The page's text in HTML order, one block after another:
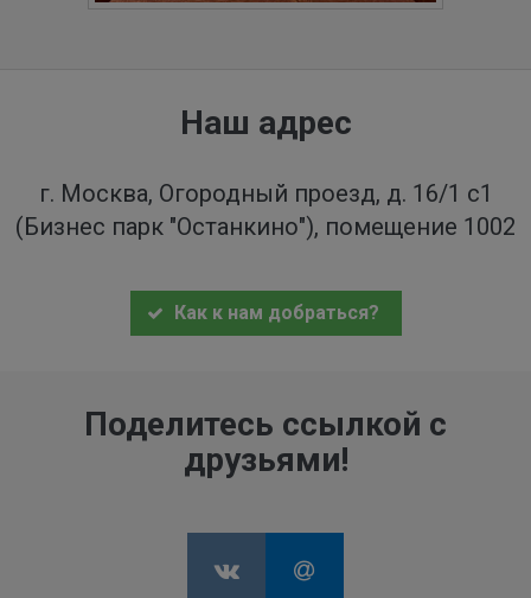
Наш адрес
г. Москва, Огородный проезд, д. 16/1 с1
(Бизнес парк "Останкино"), помещение 1002
Как к нам добраться?
Поделитесь ссылкой с
друзьями!